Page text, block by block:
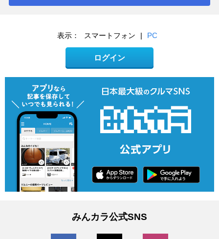
表示： スマートフォン | PC
ログイン
みんカラ公式SNS